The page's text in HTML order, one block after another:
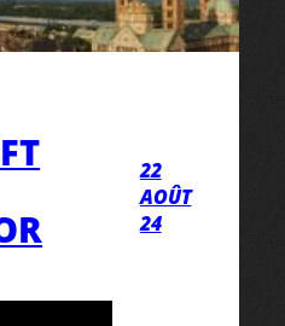
22
AOÛT
24